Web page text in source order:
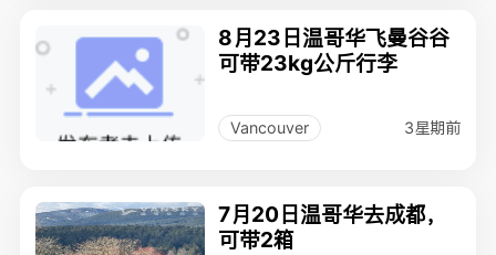
8月23日温哥华飞曼谷谷
可带23kg公斤行李
Vancouver 3星期前
7月20日温哥华去成都，
可带2箱